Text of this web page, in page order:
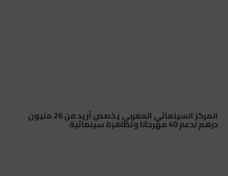
المركز السينمائي المغربي يخصص أزيد من 26 مليون
درهم لدعم 40 مهرجانا وتظاهرة سينمائية